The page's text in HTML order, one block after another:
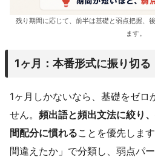
残り期間に応じて、前半は基礎と弱点把握、
ます。
1ヶ月：本番形式に振り切る
1ヶ月しかないなら、基礎をゼロ
せん。 頻出語と頻出文法に絞り
間配分に慣れることを優先しま
間違えたか」で分類し、弱点パ